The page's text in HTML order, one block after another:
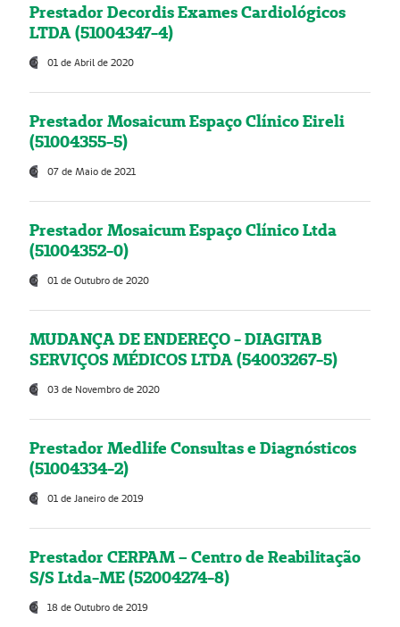
Prestador Decordis Exames Cardiológicos
LTDA (51004347-4)
01 de Abril de 2020
Prestador Mosaicum Espaço Clínico Eireli
(51004355-5)
07 de Maio de 2021
Prestador Mosaicum Espaço Clínico Ltda
(51004352-0)
01 de Outubro de 2020
MUDANÇA DE ENDEREÇO - DIAGITAB
SERVIÇOS MÉDICOS LTDA (54003267-5)
03 de Novembro de 2020
Prestador Medlife Consultas e Diagnósticos
(51004334-2)
01 de Janeiro de 2019
Prestador CERPAM – Centro de Reabilitação
S/S Ltda-ME (52004274-8)
18 de Outubro de 2019